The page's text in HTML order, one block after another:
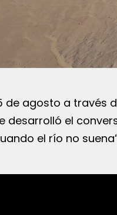
de agosto a través
desarrolló el
el río no